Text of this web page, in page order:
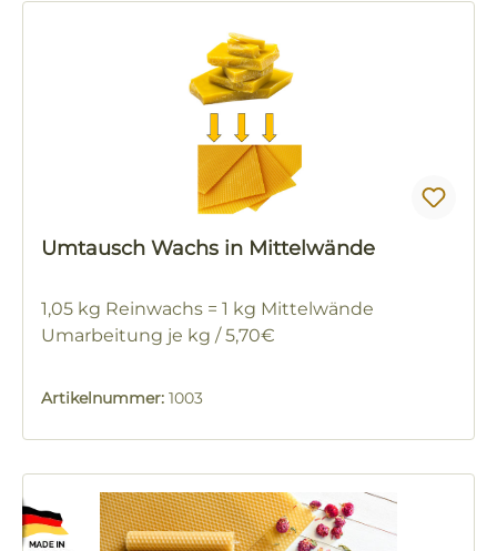
Umtausch Wachs in Mittelwände
1,05 kg Reinwachs = 1 kg Mittelwände
Umarbeitung je kg / 5,70€
Artikelnummer: 1003